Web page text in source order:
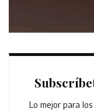
Lo mejor para